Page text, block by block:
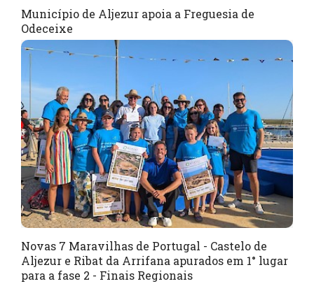
Município de Aljezur apoia a Freguesia de
Odeceixe
Novas 7 Maravilhas de Portugal - Castelo de
Aljezur e Ribat da Arrifana apurados em 1° lugar
para a fase 2 - Finais Regionais